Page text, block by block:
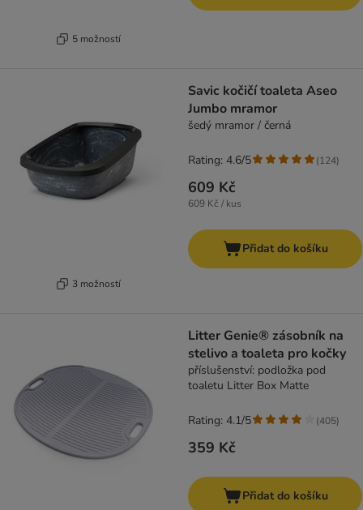
5 možností
3 možností
Savic kočičí toaleta Aseo
Jumbo mramor
šedý mramor / černá
609 Kč
609 Kč / kus
Rating: 4.6/5 (124)
Přidat do košíku
Litter Genie® zásobník na
stelivo a toaleta pro kočky
příslušenství: podložka pod
toaletu Litter Box Matte
359 Kč
Rating: 4.1/5 (405)
Přidat do košíku